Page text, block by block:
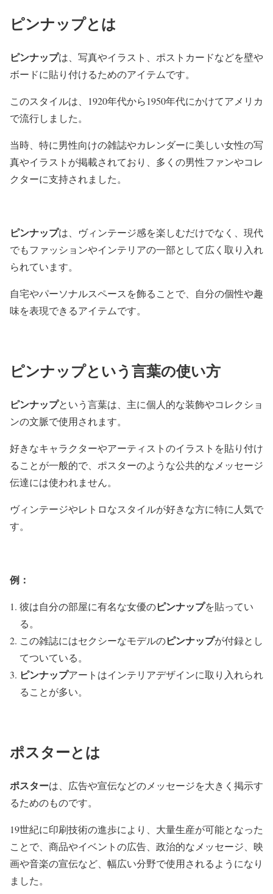
ピンナップとは
ピンナップは、写真やイラスト、ポストカードなどを壁や
ボードに貼り付けるためのアイテムです。
このスタイルは、1920年代から1950年代にかけてアメリカ
で流行しました。
当時、特に男性向けの雑誌やカレンダーに美しい女性の写
真やイラストが掲載されており、多くの男性ファンやコレ
クターに支持されました。
ピンナップは、ヴィンテージ感を楽しむだけでなく、現代
でもファッションやインテリアの一部として広く取り入れ
られています。
自宅やパーソナルスペースを飾ることで、自分の個性や趣
味を表現できるアイテムです。
ピンナップという言葉の使い方
ピンナップという言葉は、主に個人的な装飾やコレクショ
ンの文脈で使用されます。
好きなキャラクターやアーティストのイラストを貼り付け
ることが一般的で、ポスターのような公共的なメッセージ
伝達には使われません。
ヴィンテージやレトロなスタイルが好きな方に特に人気で
す。
例：
彼は自分の部屋に有名な女優のピンナップを貼ってい
る。
この雑誌にはセクシーなモデルのピンナップが付録とし
てついている。
ピンナップアートはインテリアデザインに取り入れられ
ることが多い。
ポスターとは
ポスターは、広告や宣伝などのメッセージを大きく掲示す
るためのものです。
19世紀に印刷技術の進歩により、大量生産が可能となった
ことで、商品やイベントの広告、政治的なメッセージ、映
画や音楽の宣伝など、幅広い分野で使用されるようになり
ました。